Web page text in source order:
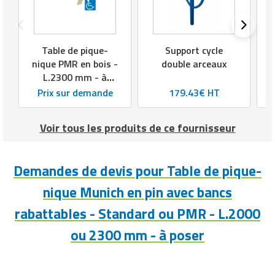
Table de pique-
nique PMR en bois -
L.2300 mm - à
poser ou à sceller
Prix sur demande
Support cycle
double arceaux
179.43€ HT
Voir tous les produits de ce fournisseur
Demandes de devis pour Table de pique-
nique Munich en pin avec bancs
rabattables - Standard ou PMR - L.2000
ou 2300 mm - à poser